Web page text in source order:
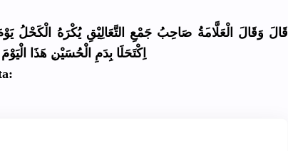
قَالَ وَقَالَ الْعَلَّامَةُ صَاحِبُ جَمْعِ التَّعَالِيْقِ يُكْرَهُ الْكَحْلُ
اِكْتَحَلَا بِدَمِ الْحُسَيْن هَذَا